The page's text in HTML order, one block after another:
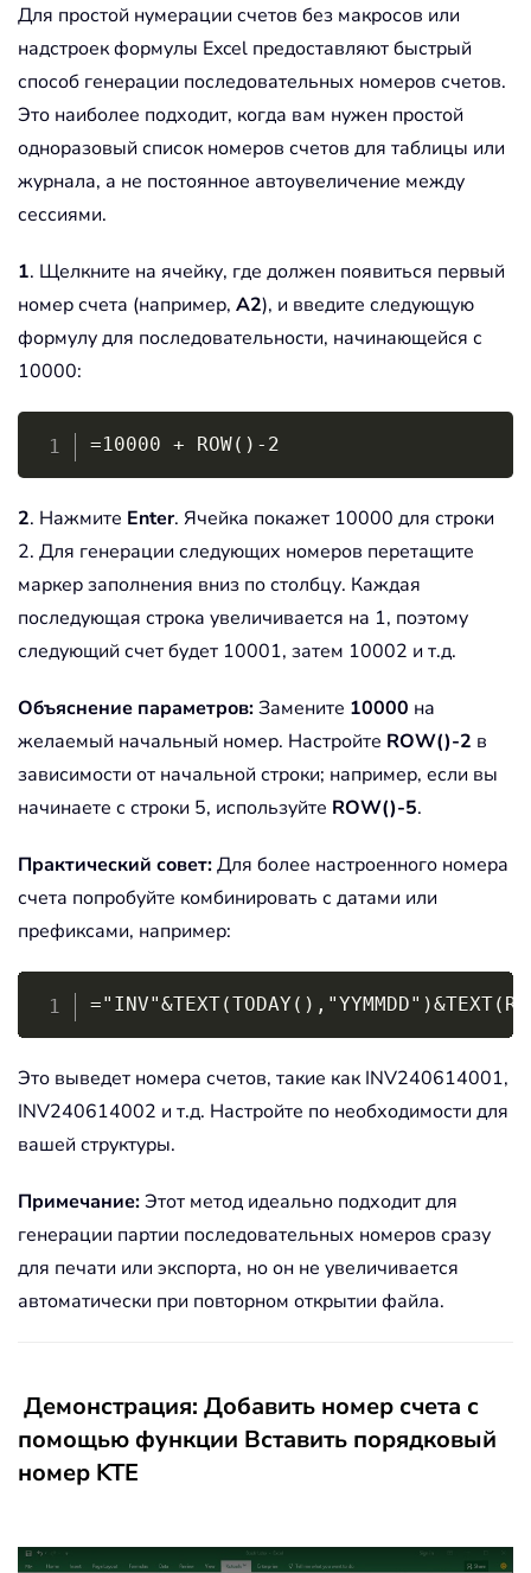
Для простой нумерации счетов без макросов или
надстроек формулы Excel предоставляют быстрый
способ генерации последовательных номеров счетов.
Это наиболее подходит, когда вам нужен простой
одноразовый список номеров счетов для таблицы или
журнала, а не постоянное автоувеличение между
сессиями.
1. Щелкните на ячейку, где должен появиться первый
номер счета (например, A2), и введите следующую
формулу для последовательности, начинающейся с
10000:
=10000 + ROW()-2
2. Нажмите Enter. Ячейка покажет 10000 для строки
2. Для генерации следующих номеров перетащите
маркер заполнения вниз по столбцу. Каждая
последующая строка увеличивается на 1, поэтому
следующий счет будет 10001, затем 10002 и т.д.
Объяснение параметров:Замените 10000 на
желаемый начальный номер. Настройте ROW()-2 в
зависимости от начальной строки; например, если вы
начинаете с строки 5, используйте ROW()-5.
Практический совет:Для более настроенного номера
счета попробуйте комбинировать с датами или
префиксами, например:
Copy
Это выведет номера счетов, такие как INV240614001,
INV240614002 и т.д. Настройте по необходимости для
вашей структуры.
Примечание:Этот метод идеально подходит для
генерации партии последовательных номеров сразу
для печати или экспорта, но он не увеличивается
автоматически при повторном открытии файла.
Демонстрация: Добавить номер счета с
помощью функции Вставить порядковый
номер KTE